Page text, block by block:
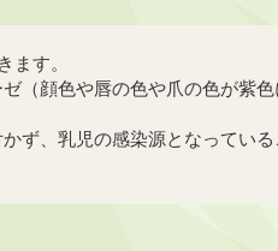
ます。
（顔色や唇の色や爪の色が紫
、乳児の感染源となっている